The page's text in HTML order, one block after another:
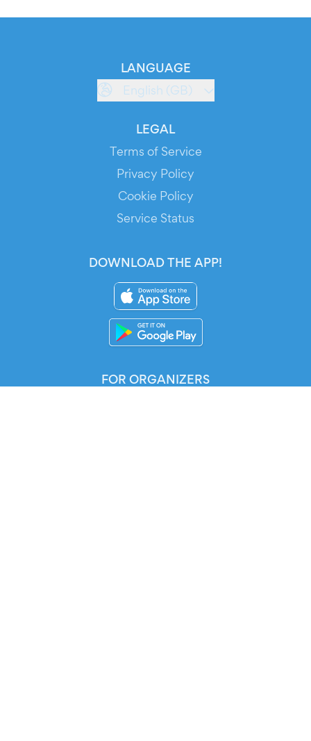
FOR ORGANIZERS
LANGUAGE
English (GB)
LEGAL
Terms of Service
Privacy Policy
Cookie Policy
Service Status
DOWNLOAD THE APP!